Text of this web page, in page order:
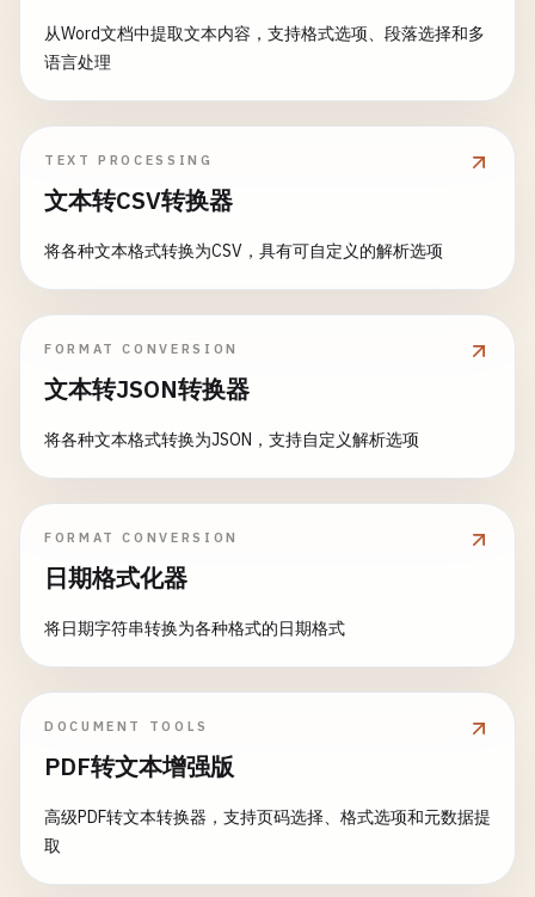
从Word文档中提取文本内容，支持格式选项、段落选择和多
语言处理
TEXT PROCESSING
文本转CSV转换器
将各种文本格式转换为CSV，具有可自定义的解析选项
FORMAT CONVERSION
文本转JSON转换器
将各种文本格式转换为JSON，支持自定义解析选项
FORMAT CONVERSION
日期格式化器
将日期字符串转换为各种格式的日期格式
DOCUMENT TOOLS
PDF转文本增强版
高级PDF转文本转换器，支持页码选择、格式选项和元数据提
取